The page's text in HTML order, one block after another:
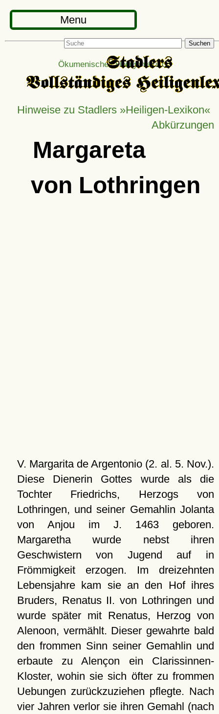
Menu
Suchen
Hinweise zu Stadlers »Heiligen-Lexikon«
Abkürzungen
Margareta
von Lothringen
V. Margarita de Argentonio (2. al. 5. Nov.).
Diese Dienerin Gottes wurde als die
Tochter Friedrichs, Herzogs von
Lothringen, und seiner Gemahlin Jolanta
von Anjou im J. 1463 geboren.
Margaretha wurde nebst ihren
Geschwistern von Jugend auf in
Frömmigkeit erzogen. Im dreizehnten
Lebensjahre kam sie an den Hof ihres
Bruders, Renatus II. von Lothringen und
wurde später mit Renatus, Herzog von
Alenoon, vermählt. Dieser gewahrte bald
den frommen Sinn seiner Gemahlin und
erbaute zu Alençon ein Clarissinnen-
Kloster, wohin sie sich öfter zu frommen
Uebungen zurückzuziehen pflegte. Nach
vier Jahren verlor sie ihren Gemahl (nach
Ökumenisches Heiligenlexikon